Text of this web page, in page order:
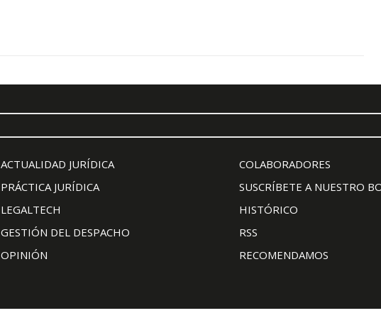
ACTUALIDAD JURÍDICA
PRÁCTICA JURÍDICA
LEGALTECH
GESTIÓN DEL DESPACHO
OPINIÓN
COLABORADORES
SUSCRÍBETE A NUESTRO
HISTÓRICO
RSS
RECOMENDAMOS